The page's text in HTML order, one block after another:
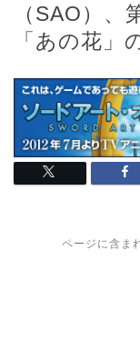
（SAO）
「あの花」
ページに含ま